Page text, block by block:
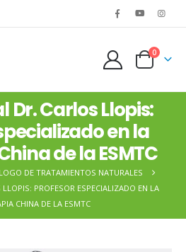
0
Dr. Carlos Llopis:
en la
de la ESMTC
DE TRATAMIENTOS NATURALES
PROFESOR ESPECIALIZADO EN LA
CHINA DE LA ESMTC